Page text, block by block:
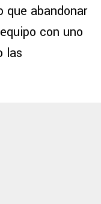
que abandonar
con uno
las